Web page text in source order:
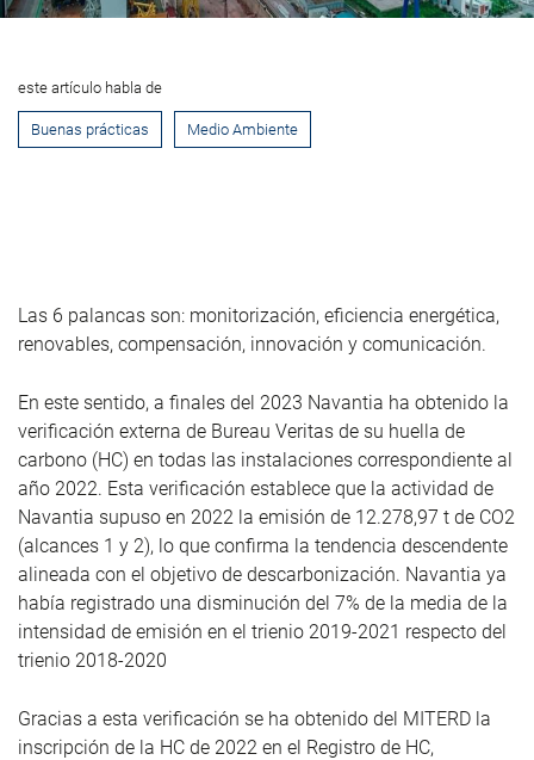
este artículo habla de
Buenas prácticas Medio Ambiente
Las 6 palancas son: monitorización, eficiencia energética,
renovables, compensación, innovación y comunicación.
En este sentido, a finales del 2023 Navantia ha obtenido la
verificación externa de Bureau Veritas de su huella de
carbono (HC) en todas las instalaciones correspondiente al
año 2022. Esta verificación establece que la actividad de
Navantia supuso en 2022 la emisión de 12.278,97 t de CO2
(alcances 1 y 2), lo que confirma la tendencia descendente
alineada con el objetivo de descarbonización. Navantia ya
había registrado una disminución del 7% de la media de la
intensidad de emisión en el trienio 2019-2021 respecto del
trienio 2018-2020
Gracias a esta verificación se ha obtenido del MITERD la
inscripción de la HC de 2022 en el Registro de HC,